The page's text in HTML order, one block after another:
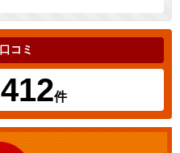
コミ
件